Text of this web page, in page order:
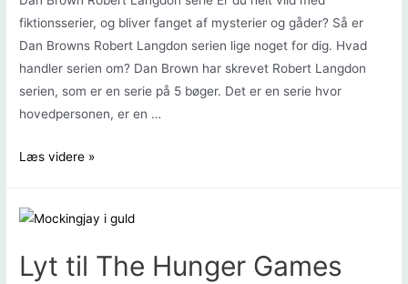
fiktionsserier, og bliver fanget af mysterier og gåder? Så er
Dan Browns Robert Langdon serien lige noget for dig. Hvad
handler serien om? Dan Brown har skrevet Robert Langdon
serien, som er en serie på 5 bøger. Det er en serie hvor
hovedpersonen, er en …
Dan
Robert
serien
Læs videre »
Lyt til The Hunger Games